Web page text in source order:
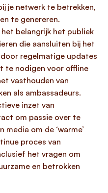
je netwerk te betrekken,
te genereren.
belangrijk het publiek
die aansluiten bij het
regelmatige updates
te nodigen voor offline
vasthouden van
als ambassadeurs.
inzet van
om passie over te
om de ‘warme’
proces van
het vragen om
en betrokken